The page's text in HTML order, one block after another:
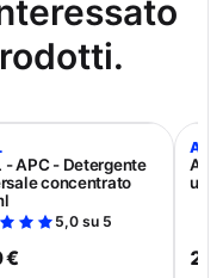
- APC - Detergente
concentrato
5,0 su 5
€